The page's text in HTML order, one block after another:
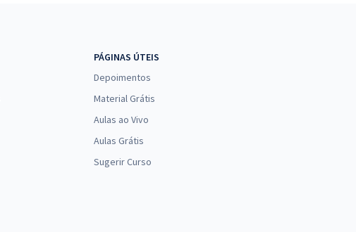
PÁGINAS ÚTEIS
Depoimentos
Material Grátis
Aulas ao Vivo
Aulas Grátis
Sugerir Curso